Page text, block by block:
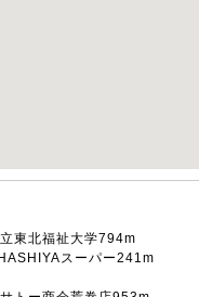
東北福祉大学794m
スーパー241m